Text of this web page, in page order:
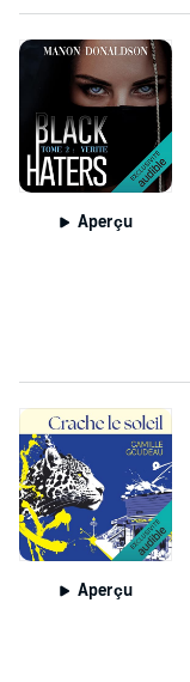
Aperçu
Aperçu